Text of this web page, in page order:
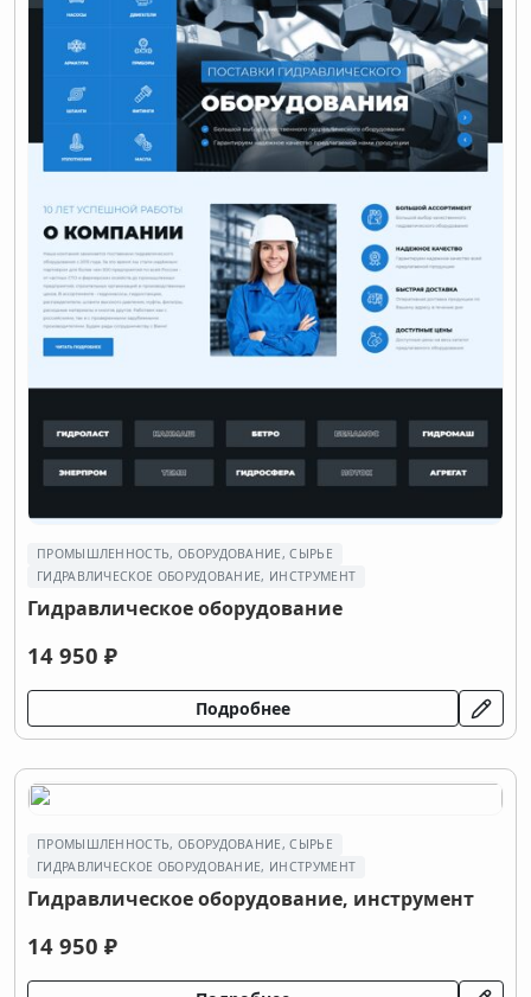
ПРОМЫШЛЕННОСТЬ, ОБОРУДОВАНИЕ, СЫРЬЕ
ГИДРАВЛИЧЕСКОЕ ОБОРУДОВАНИЕ, ИНСТРУМЕНТ
Гидравлическое оборудование
14 950 ₽
Подробнее
ПРОМЫШЛЕННОСТЬ, ОБОРУДОВАНИЕ, СЫРЬЕ
ГИДРАВЛИЧЕСКОЕ ОБОРУДОВАНИЕ, ИНСТРУМЕНТ
Гидравлическое оборудование, инструмент
14 950 ₽